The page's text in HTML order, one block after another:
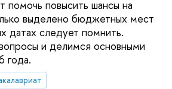
помочь повысить шансы на
выделено бюджетных мест
датах следует помнить.
и делимся основными
года.